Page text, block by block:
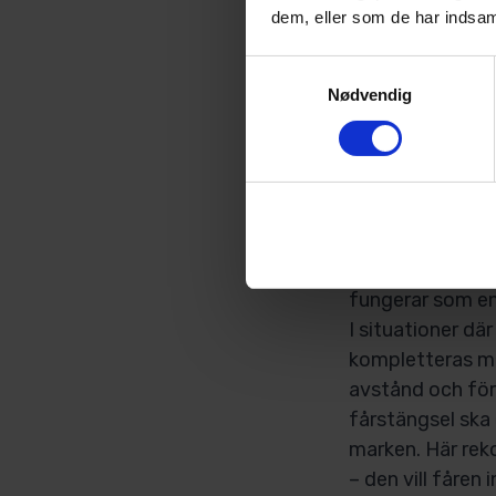
dem, eller som de har
Nødvendig
Om stängslet
getter gäller
om
Hos Poda har
nätstängsel
Nätstängsel
Ett bra
tätt
fungerar som
I situationer
kompletteras
avstånd och
fårstängsel ska
marken. Här
– den vill fåren